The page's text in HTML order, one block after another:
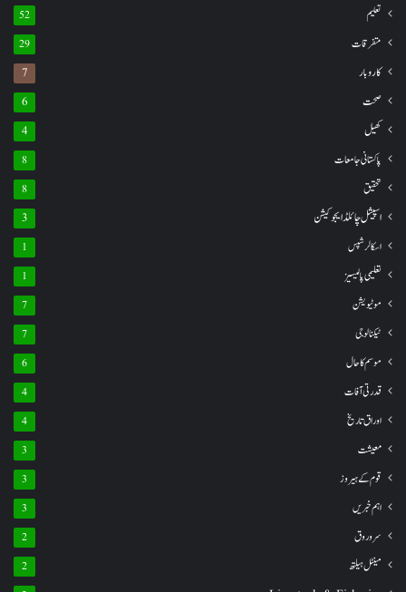
تعلیم 52
متفرقات 29
کاروبار 7
صحت 6
کھیل 4
پاکستانی جامعات 8
تحقیق 8
اسپیشل چائلڈ ایجوکیشن 3
اسکالرشپس 1
تعلیمی پالیسیز 1
موٹیویشن 7
ٹیکنالوجی 7
موسم کا حال 6
قدرتی آفات 4
اوراق تاریخ 4
معیشت 3
قوم کے ہیروز 3
اہم خبریں 3
سروروق 2
مینٹل ہیلتھ 2